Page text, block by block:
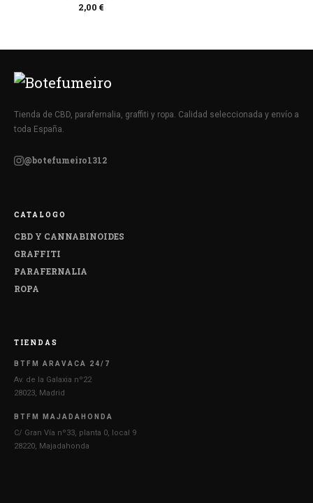
2,00 €
Tienda de CBD, parafernalia, graffiti y ropa. Calidad seleccionada y envío a
toda España.
@botefumeiro1312
CATALOGO
CBD Y CANNABINOIDES
GRAFFITI
PARAFERNALIA
ROPA
TIENDAS
BTFM ARAVACA 24/7
Av. de la Galaxia nº22
28023, Madrid
BTFM MAJADAHONDA
C/ Gran Vía nº33, planta 0, local 9
28220, Majadahonda